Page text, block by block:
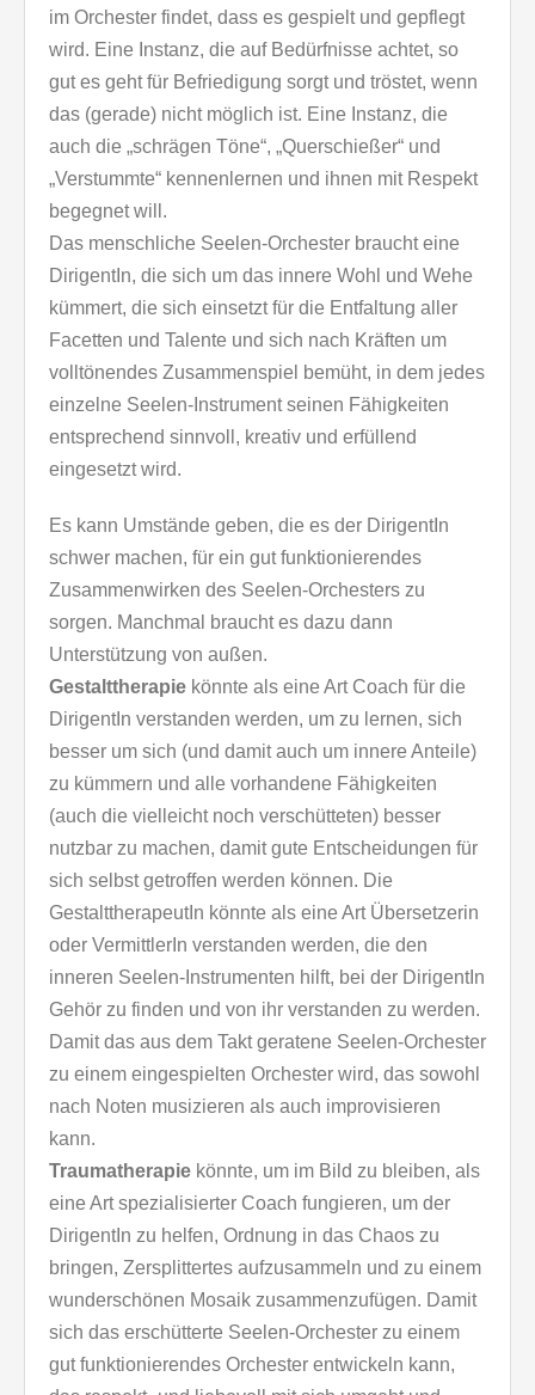
im Orchester findet, dass es gespielt und gepflegt
wird. Eine Instanz, die auf Bedürfnisse achtet, so
gut es geht für Befriedigung sorgt und tröstet, wenn
das (gerade) nicht möglich ist. Eine Instanz, die
auch die „schrägen Töne“, „Querschießer“ und
„Verstummte“ kennenlernen und ihnen mit Respekt
begegnet will.
Das menschliche Seelen-Orchester braucht eine
DirigentIn, die sich um das innere Wohl und Wehe
kümmert, die sich einsetzt für die Entfaltung aller
Facetten und Talente und sich nach Kräften um
volltönendes Zusammenspiel bemüht, in dem jedes
einzelne Seelen-Instrument seinen Fähigkeiten
entsprechend sinnvoll, kreativ und erfüllend
eingesetzt wird.
Es kann Umstände geben, die es der DirigentIn
schwer machen, für ein gut funktionierendes
Zusammenwirken des Seelen-Orchesters zu
sorgen. Manchmal braucht es dazu dann
Unterstützung von außen.
Gestalttherapie könnte als eine Art Coach für die
DirigentIn verstanden werden, um zu lernen, sich
besser um sich (und damit auch um innere Anteile)
zu kümmern und alle vorhandene Fähigkeiten
(auch die vielleicht noch verschütteten) besser
nutzbar zu machen, damit gute Entscheidungen für
sich selbst getroffen werden können. Die
GestalttherapeutIn könnte als eine Art Übersetzerin
oder VermittlerIn verstanden werden, die den
inneren Seelen-Instrumenten hilft, bei der DirigentIn
Gehör zu finden und von ihr verstanden zu werden.
Damit das aus dem Takt geratene Seelen-Orchester
zu einem eingespielten Orchester wird, das sowohl
nach Noten musizieren als auch improvisieren
kann.
Traumatherapie könnte, um im Bild zu bleiben, als
eine Art spezialisierter Coach fungieren, um der
DirigentIn zu helfen, Ordnung in das Chaos zu
bringen, Zersplittertes aufzusammeln und zu einem
wunderschönen Mosaik zusammenzufügen. Damit
sich das erschütterte Seelen-Orchester zu einem
gut funktionierendes Orchester entwickeln kann,